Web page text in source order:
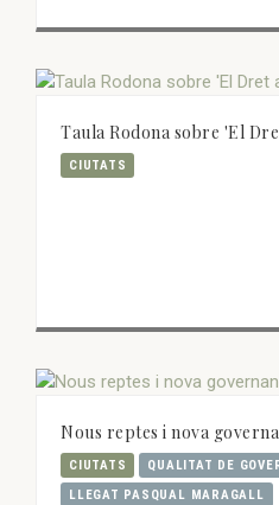
Taula Rodona sobre 'El
CIUTATS
Nous reptes i nova
CIUTATS
QUALITAT DE
LLEGAT PASQUAL MARAGALL